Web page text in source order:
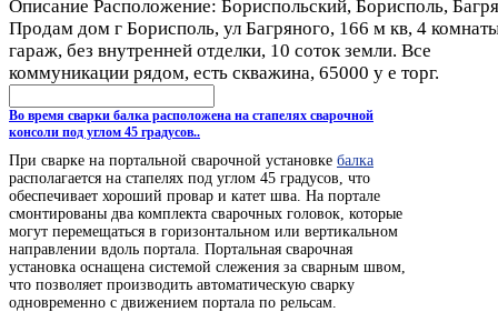
Описание Расположение: Бориспольский, Борисполь,
Продам дом г Борисполь, ул Багряного, 166 м кв, 4
гараж, без внутренней отделки, 10 соток земли. Все
коммуникации рядом, есть скважина, 65000 у е торг.
Во время сварки балка расположена на стапелях сварочной
консоли под углом 45 градусов..
При сварке на портальной сварочной установке балка
располагается на стапелях под углом 45 градусов, что
обеспечивает хороший провар и катет шва. На портале
смонтированы два комплекта сварочных головок, которые
могут перемещаться в горизонтальном или вертикальном
направлении вдоль портала. Портальная сварочная
установка оснащена системой слежения за сварным швом,
что позволяет производить автоматическую сварку
одновременно с движением портала по рельсам.